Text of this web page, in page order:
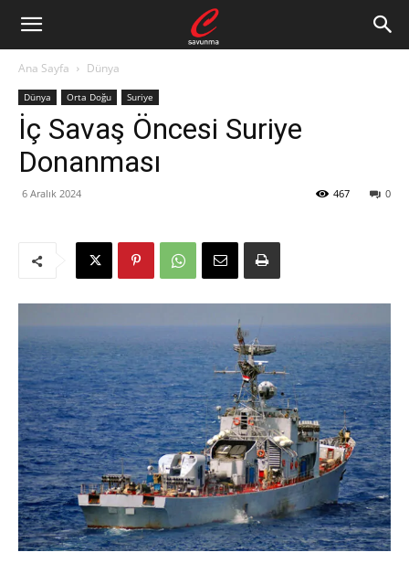
Ana Sayfa Dünya
Dünya Orta Doğu Suriye
İç Savaş Öncesi Suriye
Donanması
6 Aralık 2024 0
467